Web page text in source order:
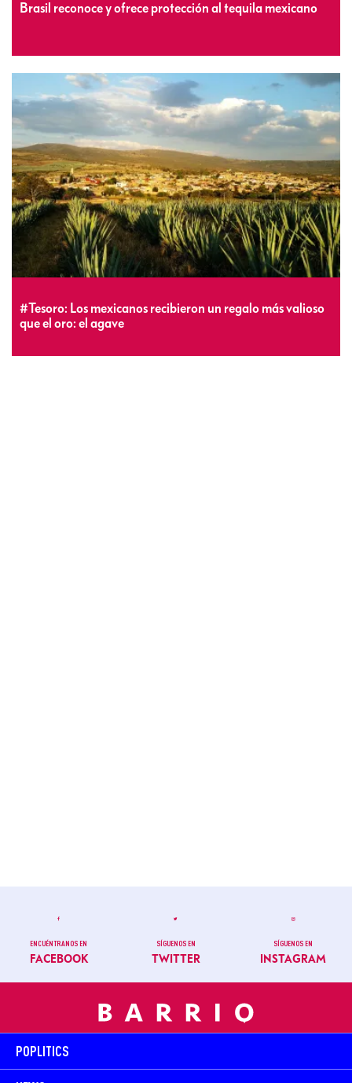
Brasil reconoce y ofrece protección al tequila mexicano
#Tesoro: Los mexicanos recibieron un regalo más valioso
que el oro: el agave
ENCUÉNTRANOS EN
FACEBOOK
SÍGUENOS EN
TWITTER
SÍGUENOS EN
INSTAGRAM
POPLITICS